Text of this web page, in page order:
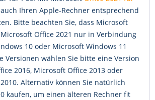
Ihren Apple-Rechner entsprechend
Bitte beachten Sie, dass Microsoft
Office 2021 nur in Verbindung
10 oder Microsoft Windows 11
Versionen wählen Sie bitte eine Version
2016, Microsoft Office 2013 oder
Alternativ können Sie natürlich
kaufen, um einen älteren Rechner fit